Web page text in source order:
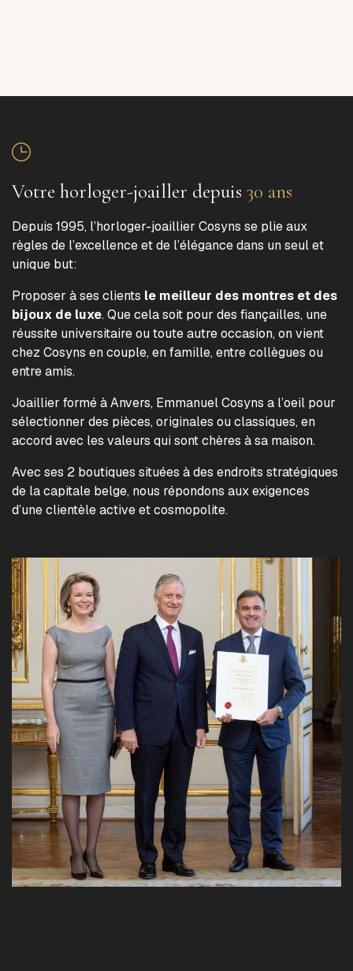
Votre horloger-joailler depuis 30 ans
Depuis 1995, l’horloger-joaillier Cosyns se plie aux
règles de l’excellence et de l’élégance dans un seul et
unique but:
Proposer à ses clients le meilleur des montres et des
bijoux de luxe. Que cela soit pour des fiançailles, une
réussite universitaire ou toute autre occasion, on vient
chez Cosyns en couple, en famille, entre collègues ou
entre amis.
Joaillier formé à Anvers, Emmanuel Cosyns a l’oeil pour
sélectionner des pièces, originales ou classiques, en
accord avec les valeurs qui sont chères à sa maison.
Avec ses 2 boutiques situées à des endroits stratégiques
de la capitale belge, nous répondons aux exigences
d’une clientèle active et cosmopolite.